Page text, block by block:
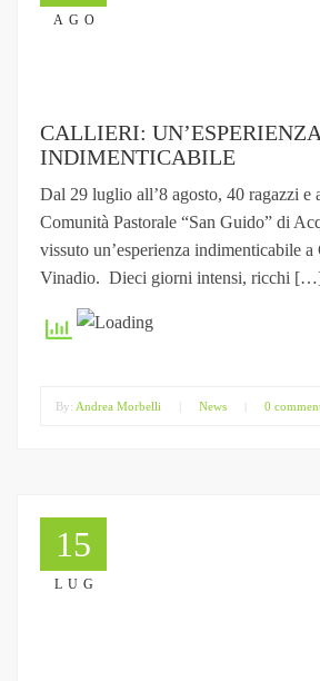
AGO
CALLIERI: UN’ESPERIENZA
INDIMENTICABILE
Dal 29 luglio all’8 agosto, 40 ragazzi e
Comunità Pastorale “San Guido” di
vissuto un’esperienza indimenticabile
Vinadio. Dieci giorni intensi, ricchi
By: Andrea Morbelli News 0
15
LUG